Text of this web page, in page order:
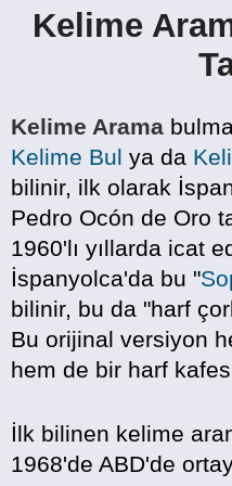
Kelime
Kelime Arama
Kelime Bul ya da
bilinir, ilk olarak
Pedro Ocón de Oro
1960'lı yıllarda icat
İspanyolca'da bu "
bilinir, bu da "harf
Bu orijinal versiyon
hem de bir harf
İlk bilinen kelime
1968'de ABD'de